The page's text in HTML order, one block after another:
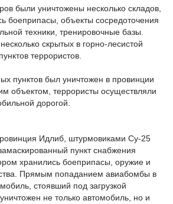
были уничтожены несколько складов,
боеприпасы, объекты сосредоточения
техники, тренировочные базы.
скрытых в горно-лесистой
террористов.
пунктов был уничтожен в провинции
объектом, террористы осуществляли
дорогой.
Идлиб, штурмовиками Су-25
пункт снабжения
хранились боеприпасы, оружие и
Прямым попаданием авиабомбы в
стоявший под загрузкой
не только автомобиль, но и